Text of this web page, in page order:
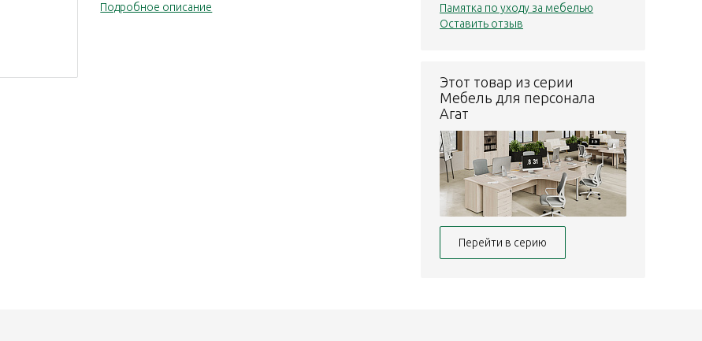
Подробное описание
Памятка по уходу за мебелью
Оставить отзыв
Этот товар из серии
Мебель для персонала
Агат
Перейти в серию